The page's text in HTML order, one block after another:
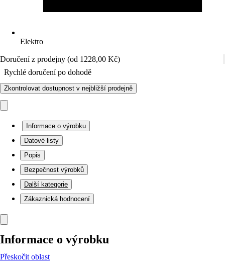
Elektro
Doručení z prodejny (od 1228,00 Kč)
Rychlé doručení po dohodě
Zkontrolovat dostupnost v nejbližší prodejně
Informace o výrobku
Datové listy
Popis
Bezpečnost výrobků
Další kategorie
Zákaznická hodnocení
Informace o výrobku
Přeskočit oblast